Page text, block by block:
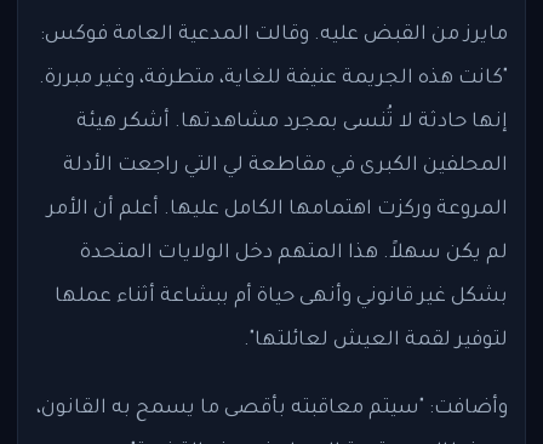
مايرز من القبض عليه. وقالت المدعية العامة فوكس:
"كانت هذه الجريمة عنيفة للغاية، متطرفة، وغير مبررة.
إنها حادثة لا تُنسى بمجرد مشاهدتها. أشكر هيئة
المحلفين الكبرى في مقاطعة لي التي راجعت الأدلة
المروعة وركزت اهتمامها الكامل عليها. أعلم أن الأمر
لم يكن سهلاً. هذا المتهم دخل الولايات المتحدة
بشكل غير قانوني وأنهى حياة أم ببشاعة أثناء عملها
لتوفير لقمة العيش لعائلتها".
وأضافت: "سيتم معاقبته بأقصى ما يسمح به القانون،